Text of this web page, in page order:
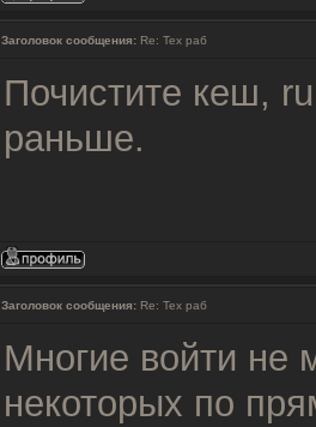
Заголовок сообщения: Re: Тех раб
Почистите кеш,
раньше.
Заголовок сообщения: Re: Тех раб
Многие войти не
некоторых по